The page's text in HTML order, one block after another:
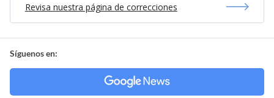
Revisa nuestra página de correcciones
Síguenos en: